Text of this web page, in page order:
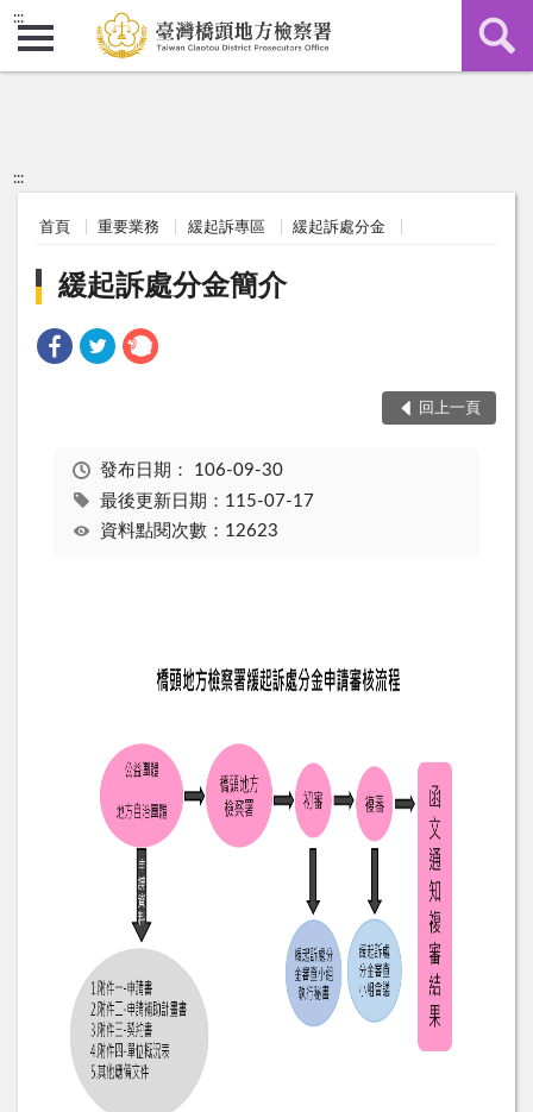
:::
:::
首頁 重要業務 緩起訴專區 緩起訴處分金
緩起訴處分金簡介
回上一頁
發布日期： 106-09-30
最後更新日期：115-07-17
資料點閱次數：12623